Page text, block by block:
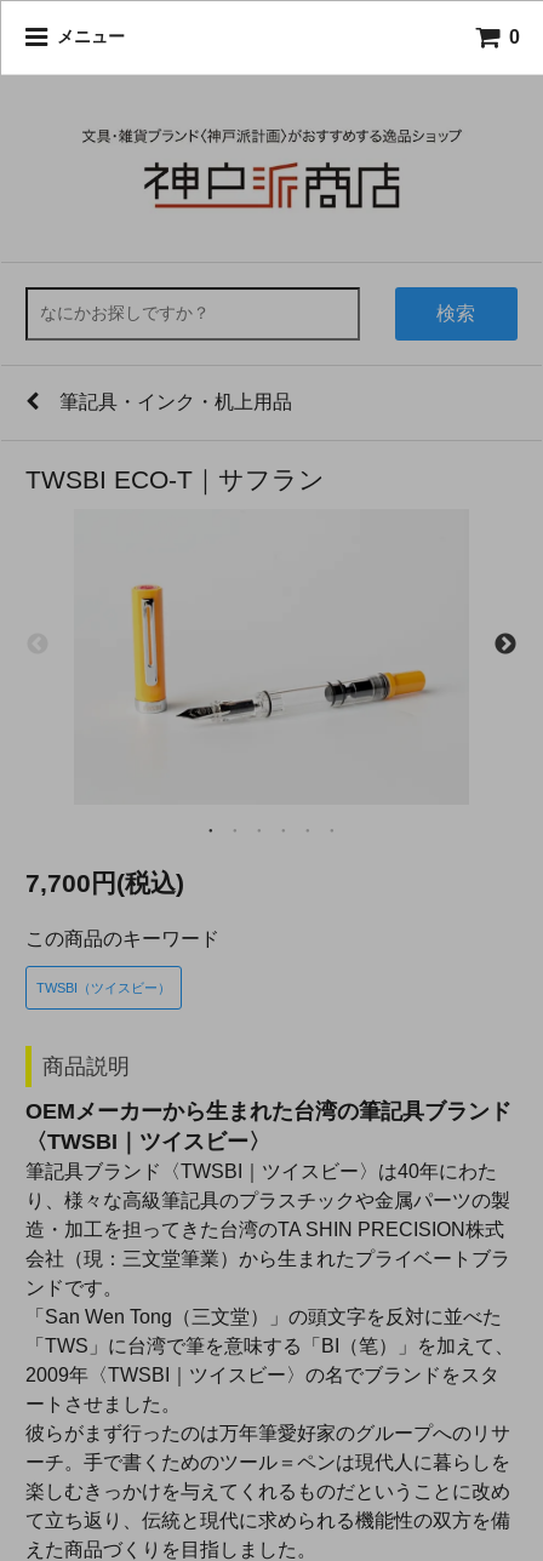
メニュー 0
検索
筆記具・インク・机上用品
TWSBI ECO-T｜サフラン
7,700円(税込)
この商品のキーワード
TWSBI（ツイスビー）
商品説明
OEMメーカーから生まれた台湾の筆記具ブランド
〈TWSBI｜ツイスビー〉
筆記具ブランド〈TWSBI｜ツイスビー〉は40年にわた
り、様々な高級筆記具のプラスチックや金属パーツの製
造・加工を担ってきた台湾のTA SHIN PRECISION株式
会社（現：三文堂筆業）から生まれたプライベートブラ
ンドです。
「San Wen Tong（三文堂）」の頭文字を反対に並べた
「TWS」に台湾で筆を意味する「BI（笔）」を加えて、
2009年〈TWSBI｜ツイスビー〉の名でブランドをスタ
ートさせました。
彼らがまず行ったのは万年筆愛好家のグループへのリサ
ーチ。手で書くためのツール＝ペンは現代人に暮らしを
楽しむきっかけを与えてくれるものだということに改め
て立ち返り、伝統と現代に求められる機能性の双方を備
えた商品づくりを目指しました。